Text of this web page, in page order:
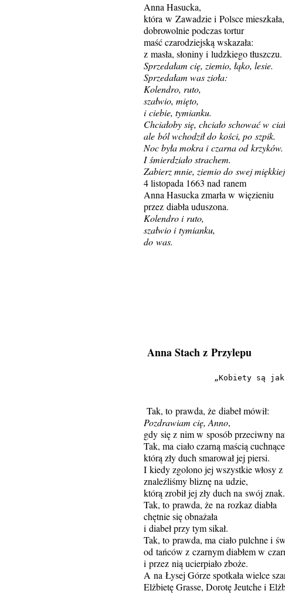
Anna Hasucka,
która w Zawadzie i Polsce mieszkała,
dobrowolnie podczas tortur
maść czarodziejską wskazała:
z masła, słoniny i ludzkiego tłuszczu.
Sprzedałam cię, ziemio, łąko, lesie.
Sprzedałam was zioła:
Kolendro, ruto,
szałwio, mięto,
i ciebie, tymianku.
Chciałoby się, chciało schować w
ale ból wchodził do kości, po szpik.
Noc była mokra i czarna od krzyków.
I śmierdziało strachem.
Zabierz mnie, ziemio do swej
4 listopada 1663 nad ranem
Anna Hasucka zmarła w więzieniu
przez diabła uduszona.
Kolendro i ruto,
szałwio i tymianku,
do was.
Anna Stach z Przylepu
„Kobiety są
Tak, to prawda, że diabeł mówił:
Pozdrawiam cię, Anno,
gdy się z nim w sposób przeciwny
Tak, ma ciało czarną maścią
którą zły duch smarował jej piersi.
I kiedy zgolono jej wszystkie włosy z
znaleźliśmy bliznę na udzie,
którą zrobił jej zły duch na swój znak.
Tak, to prawda, że na rozkaz diabła
chętnie się obnażała
i diabeł przy tym sikał.
Tak, to prawda, ma ciało pulchne i
od tańców z czarnym diabłem w
i przez nią ucierpiało zboże.
A na Łysej Górze spotkała wielce
Elżbietę Grasse, Dorotę Jeutche i